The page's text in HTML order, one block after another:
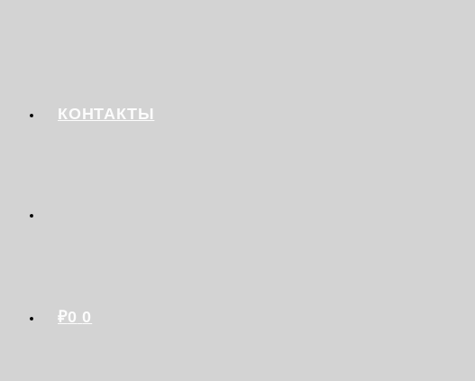
КОНТАКТЫ
₽0 0